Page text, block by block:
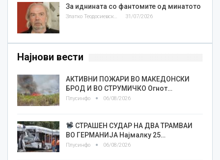
За иднината со фантомите од минатото
Златко Теодосиевски 31/07/2026
Најнови вести
АКТИВНИ ПОЖАРИ ВО МАКЕДОНСКИ
БРОД И ВО СТРУМИЧКО Огнот…
Плусинфо 06/08/2026
СТРАШЕН СУДАР НА ДВА ТРАМВАИ
ВО ГЕРМАНИЈА Најмалку 25…
Плусинфо 06/08/2026